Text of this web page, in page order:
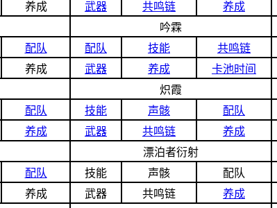
养成 武器 共鸣链 养成
吟霖
配队 配队 技能 共鸣链
养成 武器 养成 卡池时间
炽霞
配队 技能 声骸 配队
养成 武器 共鸣链 养成
漂泊者衍射
配队 技能 声骸 配队
养成 武器 共鸣链 养成